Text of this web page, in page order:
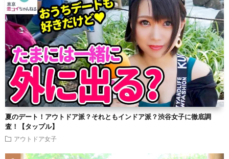
夏のデート！アウトドア派？それともインドア派？渋谷女子に徹底調
査！【タップル】
アウトドア女子